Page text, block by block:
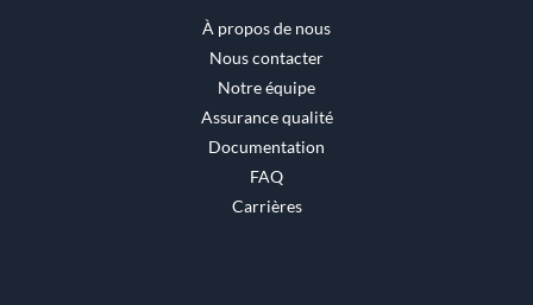
À propos de nous
Nous contacter
Notre équipe
Assurance qualité
Documentation
FAQ
Carrières